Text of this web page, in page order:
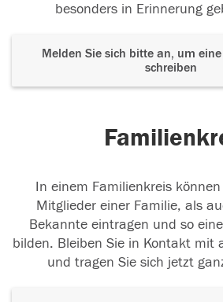
besonders in Erinnerung
Melden Sie sich bitte an, um
schreiben
In einem Familienkreis
Mitglieder einer Familie, als
Bekannte eintragen und so
bilden. Bleiben Sie in Kontakt mit
und tragen Sie sich jetzt